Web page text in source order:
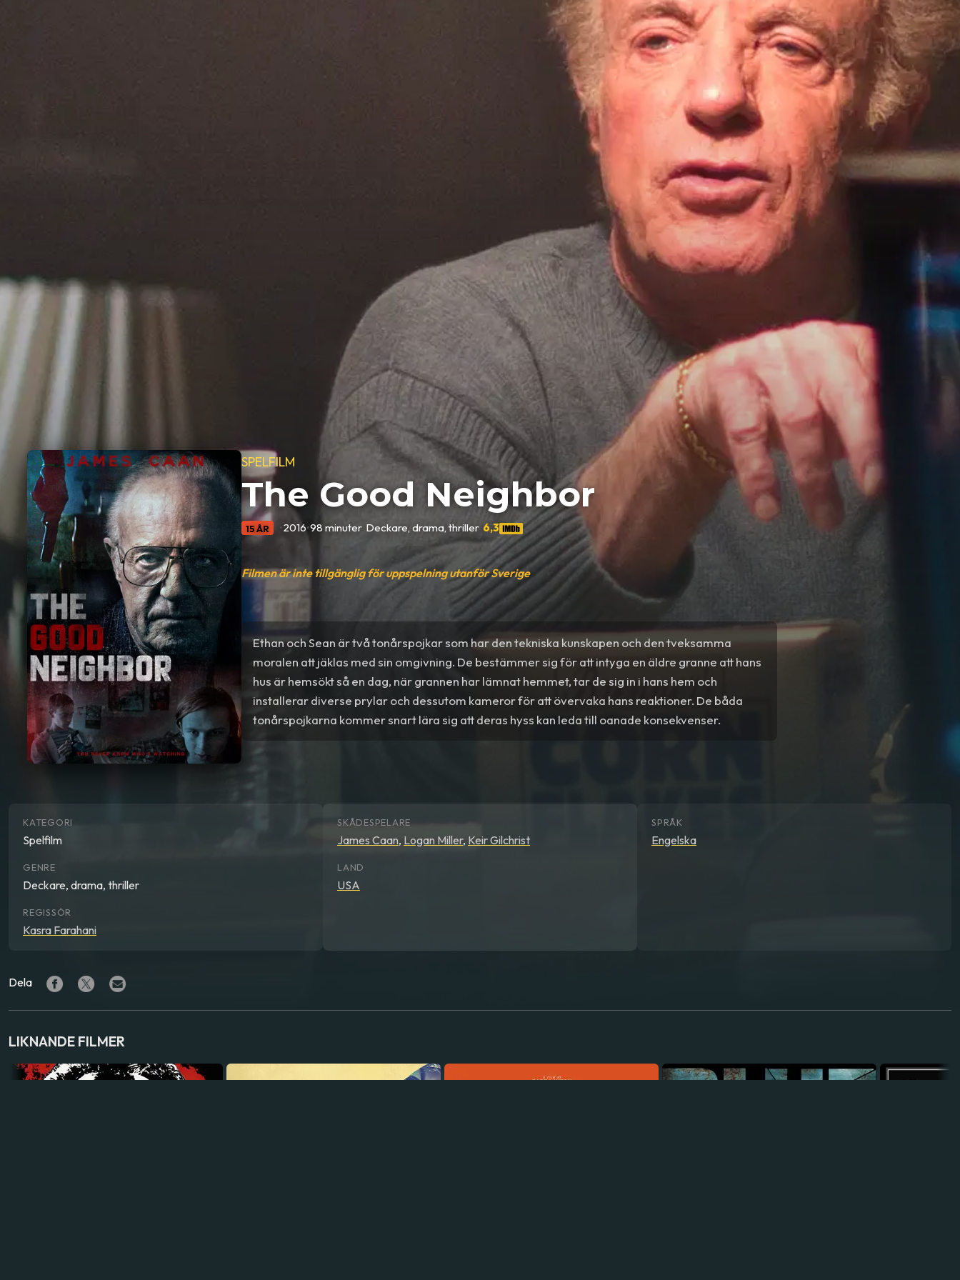
SPELFILM
The Good Neighbor
15 ÅR •2016•98 minuter Deckare, drama, thriller 6,3
Filmen är inte tillgänglig för uppspelning utanför Sverige
Ethan och Sean är två tonårspojkar som har den tekniska kunskapen och den tveksamma
moralen att jäklas med sin omgivning. De bestämmer sig för att intyga en äldre granne att hans
hus är hemsökt så en dag, när grannen har lämnat hemmet, tar de sig in i hans hem och
installerar diverse prylar och dessutom kameror för att övervaka hans reaktioner. De båda
tonårspojkarna kommer snart lära sig att deras hyss kan leda till oanade konsekvenser.
KATEGORI
Spelfilm
GENRE
Deckare, drama, thriller
REGISSÖR
Kasra Farahani
SKÅDESPELARE
James Caan, Logan Miller, Keir Gilchrist
LAND
USA
SPRÅK
Engelska
Dela
LIKNANDE FILMER